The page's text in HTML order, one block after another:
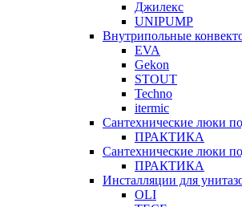
Джилекс
UNIPUMP
Внутрипольные
EVA
Gekon
STOUT
Techno
itermic
Сантехнические люки
ПРАКТИКА
Сантехнические люки
ПРАКТИКА
Инсталляции для
OLI